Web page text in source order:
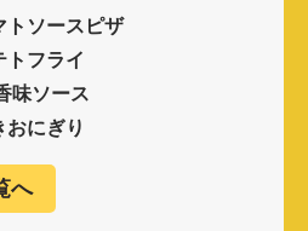
ソースピザ
フライ
味ソース
にぎり
へ